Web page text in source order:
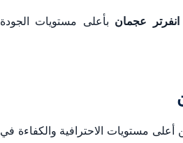
عجمان بأعلى مستويات الجودة
مستويات الاحترافية والكفاءة في